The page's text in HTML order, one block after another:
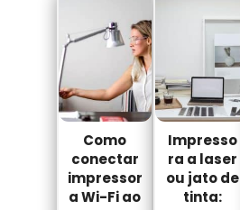
Como
conectar
impressor
a Wi-Fi ao
Impresso
ra a laser
ou jato de
tinta: